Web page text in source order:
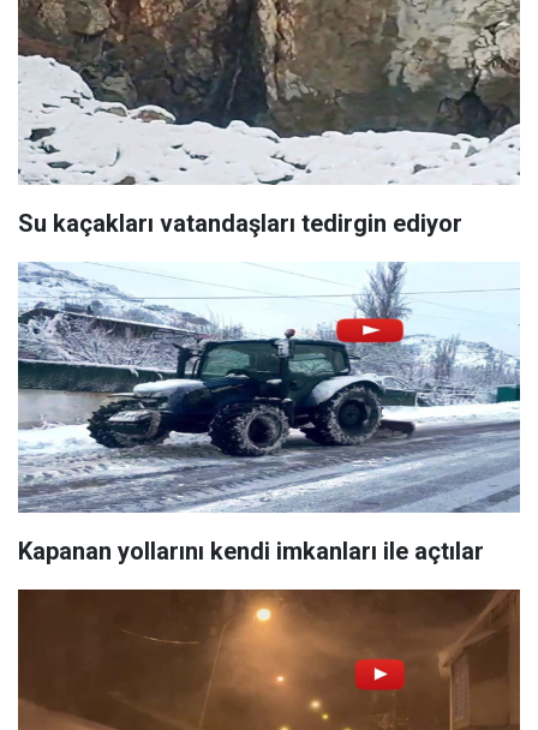
Su kaçakları vatandaşları tedirgin ediyor
Kapanan yollarını kendi imkanları ile açtılar